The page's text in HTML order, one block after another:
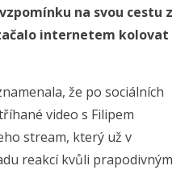
na svou cestu z
internetem kolovat
že po sociálních
video s Filipem
stream, který už v
reakcí kvůli prapodivným